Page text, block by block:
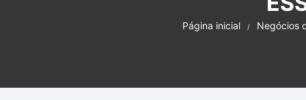
Página inicial Negócios